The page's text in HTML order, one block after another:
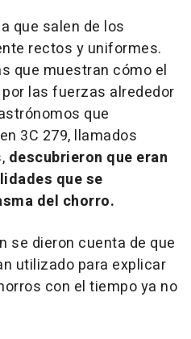
que salen de los
rectos y uniformes.
que muestran cómo el
las fuerzas alrededor
que
3C 279, llamados
descubrieron que eran
que se
del chorro.
se dieron cuenta de que
utilizado para explicar
con el tiempo ya no